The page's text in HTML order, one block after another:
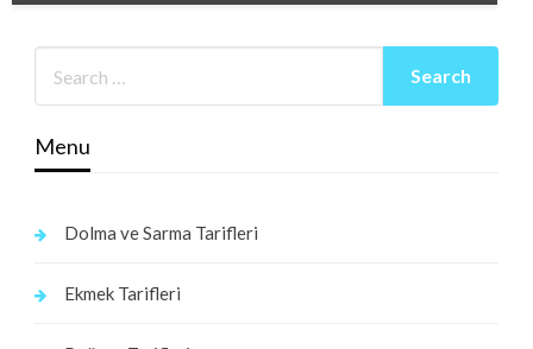
Menu
Dolma ve Sarma Tarifleri
Ekmek Tarifleri